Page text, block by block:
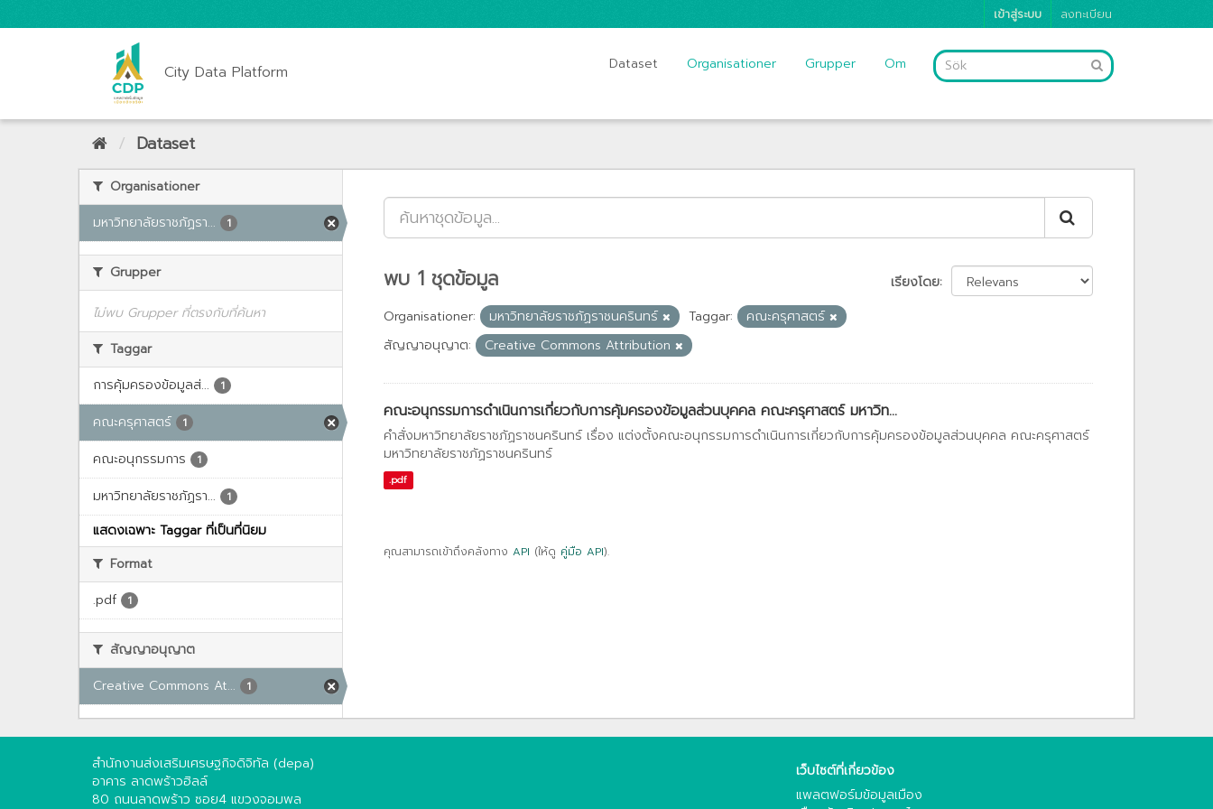
เข้าสู่ระบบ ลงทะเบียน
City Data Platform Dataset Organisationer Grupper Om
Dataset
Organisationer
มหาวิทยาลัยราชภัฏรา...
1
Grupper
ไม่พบ Grupper ที่ตรงกับที่ค้นหา
Taggar
การคุ้มครองข้อมูลส่...
1
คณะครุศาสตร์ 1
คณะอนุกรรมการ 1
มหาวิทยาลัยราชภัฏรา... 1
แสดงเฉพาะ Taggar ที่เป็นที่นิยม
Format
.pdf
1
สัญญาอนุญาต
Creative Commons At...
1
เรียงโดย
พบ 1 ชุดข้อมูล
Organisationer: มหาวิทยาลัยราชภัฏราชนครินทร์ Taggar:
คณะครุศาสตร์
สัญญาอนุญาต:
Creative Commons Attribution
คณะอนุกรรมการดำเนินการเกี่ยวกับการคุ้มครองข้อมูลส่วนบุคคล คณะครุศาสตร์ มหาวิท...
คำสั่งมหาวิทยาลัยราชภัฏราชนครินทร์ เรื่อง แต่งตั้งคณะอนุกรรมการดำเนินการเกี่ยวกับการคุ้มครองข้อมูลส่วนบุคคล คณะครุศาสตร์
มหาวิทยาลัยราชภัฏราชนครินทร์
.pdf
คุณสามารถเข้าถึงคลังทาง API (ให้ดู คู่มือ API).
สำนักงานส่งเสริมเศรษฐกิจดิจิทัล (depa)
อาคาร ลาดพร้าวฮิลล์
80 ถนนลาดพร้าว ซอย4 แขวงจอมพล
เว็บไซต์ที่เกี่ยวข้อง
แพลตฟอร์มข้อมูลเมือง